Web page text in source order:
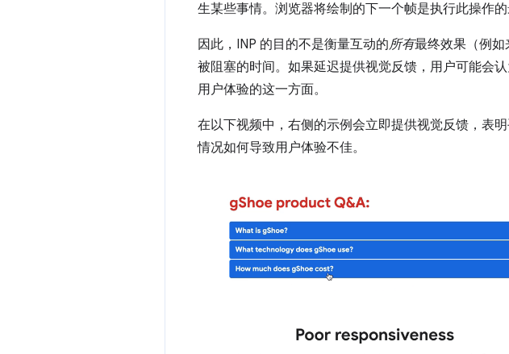
生某些事情。浏览器将绘制的下一个帧是执行此操作的
因此，INP 的目的不是衡量互动的所有最终效果（例
被阻塞的时间。如果延迟提供视觉反馈，用户可能会
用户体验的这一方面。
在以下视频中，右侧的示例会立即提供视觉反馈，表
情况如何导致用户体验不佳。